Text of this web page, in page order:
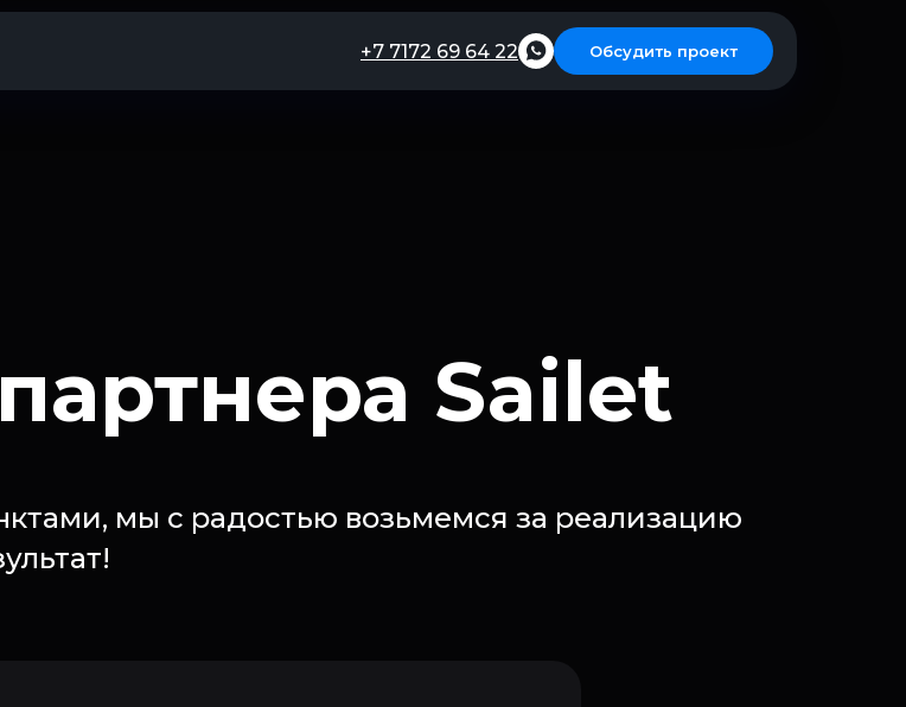
+7 7172 69 64 22 Обсудить проект
Sailet
мы с радостью возьмемся за реализацию
мы не идеальный выбор